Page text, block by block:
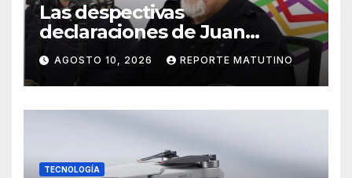
Las despectivas
declaraciones de Juan
Barreto sobre María Corina
AGOSTO 10, 2026 REPORTE MATUTINO
TECNOLOGÍA